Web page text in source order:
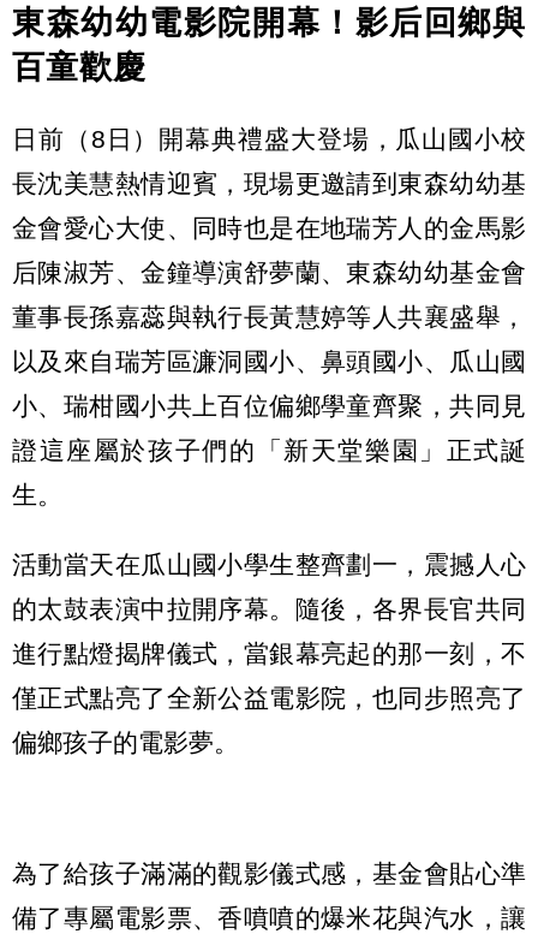
東森幼幼電影院開幕！影后回鄉與
百童歡慶
日前（8日）開幕典禮盛大登場，瓜山國小校
長沈美慧熱情迎賓，現場更邀請到東森幼幼基
金會愛心大使、同時也是在地瑞芳人的金馬影
后陳淑芳、金鐘導演舒夢蘭、東森幼幼基金會
董事長孫嘉蕊與執行長黃慧婷等人共襄盛舉，
以及來自瑞芳區濂洞國小、鼻頭國小、瓜山國
小、瑞柑國小共上百位偏鄉學童齊聚，共同見
證這座屬於孩子們的「新天堂樂園」正式誕
生。
活動當天在瓜山國小學生整齊劃一，震撼人心
的太鼓表演中拉開序幕。隨後，各界長官共同
進行點燈揭牌儀式，當銀幕亮起的那一刻，不
僅正式點亮了全新公益電影院，也同步照亮了
偏鄉孩子的電影夢。
為了給孩子滿滿的觀影儀式感，基金會貼心準
備了專屬電影票、香噴噴的爆米花與汽水，讓